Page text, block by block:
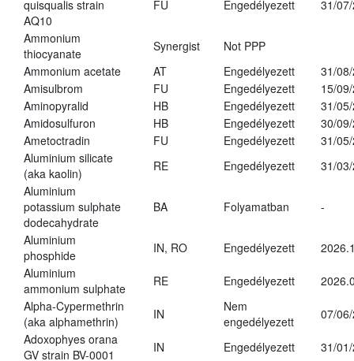
quisqualis strain
AQ10
FU Engedélyezett 31/
Ammonium
thiocyanate
Synergist
Not PPP
Ammonium acetate
AT Engedélyezett
31/
Amisulbrom
FU Engedélyezett
15/
Aminopyralid
HB Engedélyezett
31/
Amidosulfuron
HB Engedélyezett
30/
Ametoctradin
FU Engedélyezett
31/
Aluminium silicate
(aka kaolin)
RE Engedélyezett
31/
Aluminium
potassium sulphate
dodecahydrate
BA Folyamatban -
Aluminium
phosphide
IN, RO Engedélyezett
Aluminium
ammonium sulphate
RE Engedélyezett
Alpha-Cypermethrin
(aka alphamethrin)
IN
Nem
engedélyezett
07/
Adoxophyes orana
GV strain BV-0001
IN Engedélyezett
31/